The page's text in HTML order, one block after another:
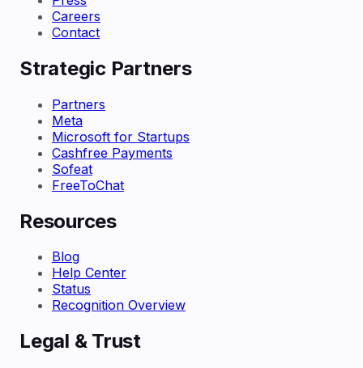
Careers
Contact
Strategic Partners
Partners
Meta
Microsoft for Startups
Cashfree Payments
Sofeat
FreeToChat
Resources
Blog
Help Center
Status
Recognition Overview
Legal & Trust